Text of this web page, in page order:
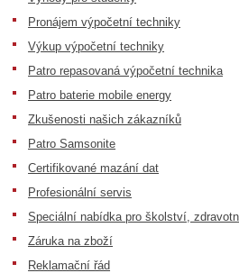
Pronájem výpočetní techniky
Výkup výpočetní techniky
Patro repasovaná výpočetní technika
Patro baterie mobile energy
Zkušenosti našich zákazníků
Patro Samsonite
Certifikované mazání dat
Profesionální servis
Speciální nabídka pro školství,
Záruka na zboží
Reklamační řád